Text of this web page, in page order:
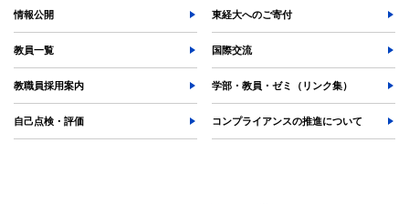
情報公開 東経大へのご寄付
教員一覧 国際交流
教職員採用案内 学部・教員・ゼミ（リンク集）
自己点検・評価 コンプライアンスの推進について